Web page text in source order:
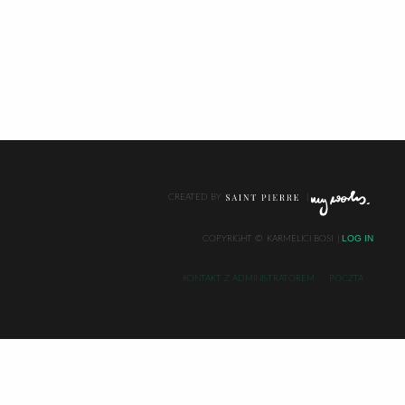
CREATED BY
COPYRIGHT © KARMELICI BOSI LOG IN
KONTAKT Z ADMINISTRATOREM POCZTA